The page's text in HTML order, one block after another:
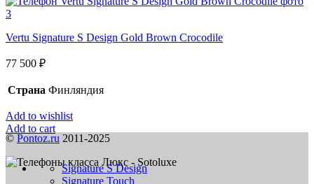
Vertu Signature S Design Gold Brown Crocodile
77 500 ₽
Страна Финляндия
Add to wishlist
Add to cart
© Pontoz.ru 2011-2025
Signature S Design
Signature Touch